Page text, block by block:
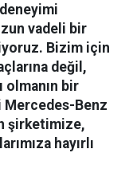
vadeli bir
Bizim için
değil,
olmanın bir
Mercedes-Benz
şirketimize,
hayırlı